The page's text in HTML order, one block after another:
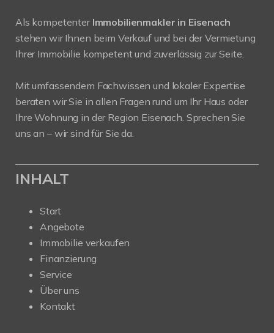
Als kompetenter Immobilienmakler in Eisenach
stehen wir Ihnen beim Verkauf und bei der Vermietung
Ihrer Immobilie kompetent und zuverlässig zur Seite.
Mit umfassendem Fachwissen und lokaler Expertise
beraten wir Sie in allen Fragen rund um Ihr Haus oder
Ihre Wohnung in der Region Eisenach. Sprechen Sie
uns an – wir sind für Sie da.
INHALT
Start
Angebote
Immobilie verkaufen
Finanzierung
Service
Über uns
Kontakt